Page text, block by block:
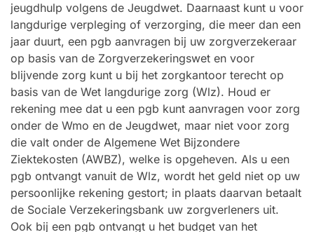
jeugdhulp volgens de Jeugdwet. Daarnaast kunt u voor
langdurige verpleging of verzorging, die meer dan een
jaar duurt, een pgb aanvragen bij uw zorgverzekeraar
op basis van de Zorgverzekeringswet en voor
blijvende zorg kunt u bij het zorgkantoor terecht op
basis van de Wet langdurige zorg (Wlz). Houd er
rekening mee dat u een pgb kunt aanvragen voor zorg
onder de Wmo en de Jeugdwet, maar niet voor zorg
die valt onder de Algemene Wet Bijzondere
Ziektekosten (AWBZ), welke is opgeheven. Als u een
pgb ontvangt vanuit de Wlz, wordt het geld niet op uw
persoonlijke rekening gestort; in plaats daarvan betaalt
de Sociale Verzekeringsbank uw zorgverleners uit.
Ook bij een pgb ontvangt u het budget van het